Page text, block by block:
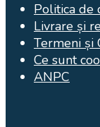
Politica de
Livrare și
Termeni și
Ce sunt
ANPC